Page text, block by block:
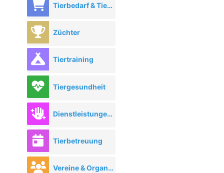
Tierbedarf & Tierhandel
Züchter
Tiertraining
Tiergesundheit
Dienstleistungen rund ums Tier
Tierbetreuung
Vereine & Organisationen